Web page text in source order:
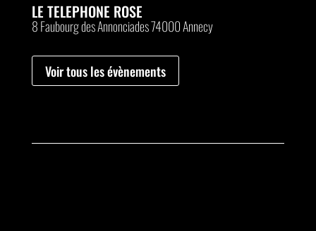
LE TELEPHONE ROSE
8 Faubourg des Annonciades 74000 Annecy
Voir tous les évènements